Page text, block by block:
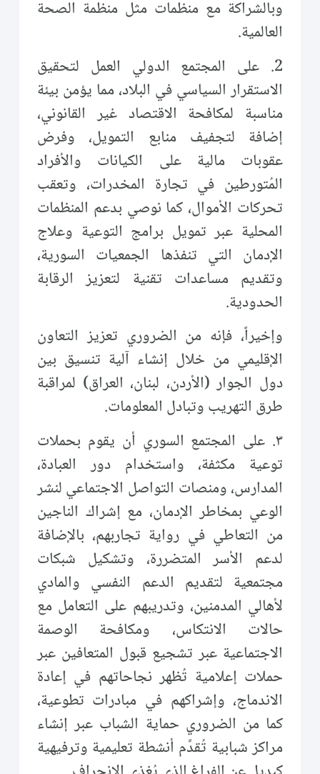
وبالشراكة مع منظمات مثل منظمة الصحة
العالمية.
2. على المجتمع الدولي العمل لتحقيق
الاستقرار السياسي في البلاد، مما يؤمن بيئة
مناسبة لمكافحة الاقتصاد غير القانوني،
إضافة لتجفيف منابع التمويل، وفرض
عقوبات مالية على الكيانات والأفراد
المُتورطين في تجارة المخدرات، وتعقب
تحركات الأموال، كما نوصي بدعم المنظمات
المحلية عبر تمويل برامج التوعية وعلاج
الإدمان التي تنفذها الجمعيات السورية،
وتقديم مساعدات تقنية لتعزيز الرقابة
الحدودية.
وإخيراً، فإنه من الضروري تعزيز التعاون
الإقليمي من خلال إنشاء آلية تنسيق بين
دول الجوار (الأردن، لبنان، العراق) لمراقبة
طرق التهريب وتبادل المعلومات.
٣. على المجتمع السوري أن يقوم بحملات
توعية مكثفة، واستخدام دور العبادة،
المدارس، ومنصات التواصل الاجتماعي لنشر
الوعي بمخاطر الإدمان، مع إشراك الناجين
من التعاطي في رواية تجاربهم، بالإضافة
لدعم الأسر المتضررة، وتشكيل شبكات
مجتمعية لتقديم الدعم النفسي والمادي
لأهالي المدمنين، وتدريبهم على التعامل مع
حالات الانتكاس، ومكافحة الوصمة
الاجتماعية عبر تشجيع قبول المتعافين عبر
حملات إعلامية تُظهر نجاحاتهم في إعادة
الاندماج، وإشراكهم في مبادرات تطوعية،
كما من الضروري حماية الشباب عبر إنشاء
مراكز شبابية تُقدِّم أنشطة تعليمية وترفيهية